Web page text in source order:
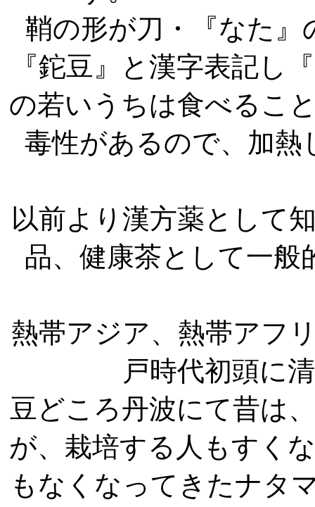
鞘の形が刀・『なた
『鉈豆』と漢字表記し
の若いうちは食べるこ
毒性があるので、加
以前より漢方薬として
品、健康茶として一
熱帯アジア、熱帯アフ
戸時代初頭に
豆どころ丹波にて昔は
が、栽培する人もすく
もなくなってきたナタ